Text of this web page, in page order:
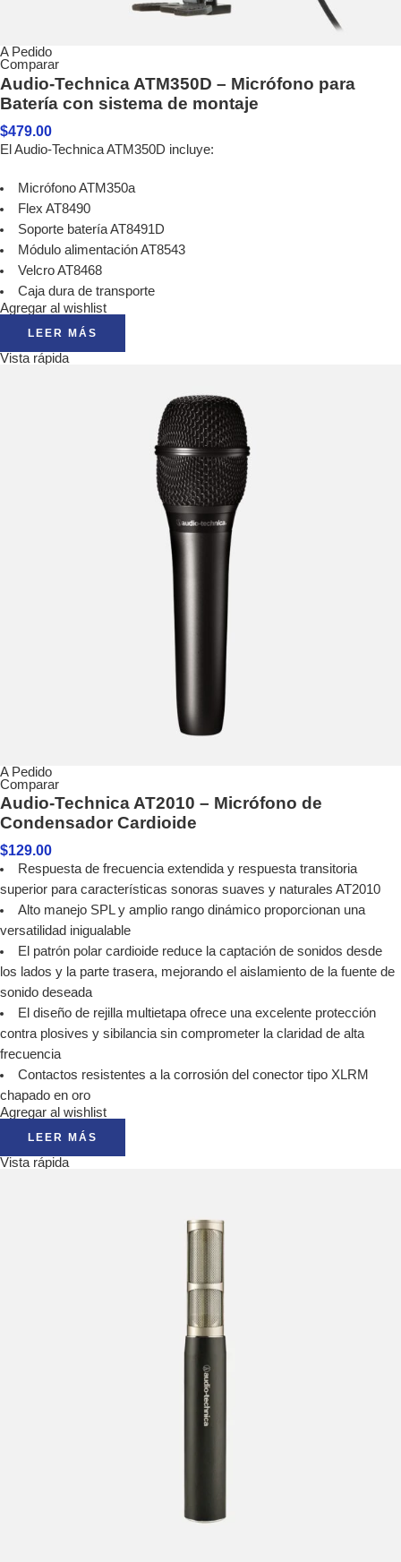
A Pedido
Comparar
Audio-Technica ATM350D – Micrófono para
Batería con sistema de montaje
$479.00
El Audio-Technica ATM350D incluye:
Micrófono ATM350a
Flex AT8490
Soporte batería AT8491D
Módulo alimentación AT8543
Velcro AT8468
Caja dura de transporte
Agregar al wishlist
LEER MÁS
Vista rápida
A Pedido
Comparar
Audio-Technica AT2010 – Micrófono de
Condensador Cardioide
$129.00
Respuesta de frecuencia extendida y respuesta transitoria
superior para características sonoras suaves y naturales AT2010
Alto manejo SPL y amplio rango dinámico proporcionan una
versatilidad inigualable
El patrón polar cardioide reduce la captación de sonidos desde
los lados y la parte trasera, mejorando el aislamiento de la fuente de
sonido deseada
El diseño de rejilla multietapa ofrece una excelente protección
contra plosives y sibilancia sin comprometer la claridad de alta
frecuencia
Contactos resistentes a la corrosión del conector tipo XLRM
chapado en oro
Agregar al wishlist
LEER MÁS
Vista rápida